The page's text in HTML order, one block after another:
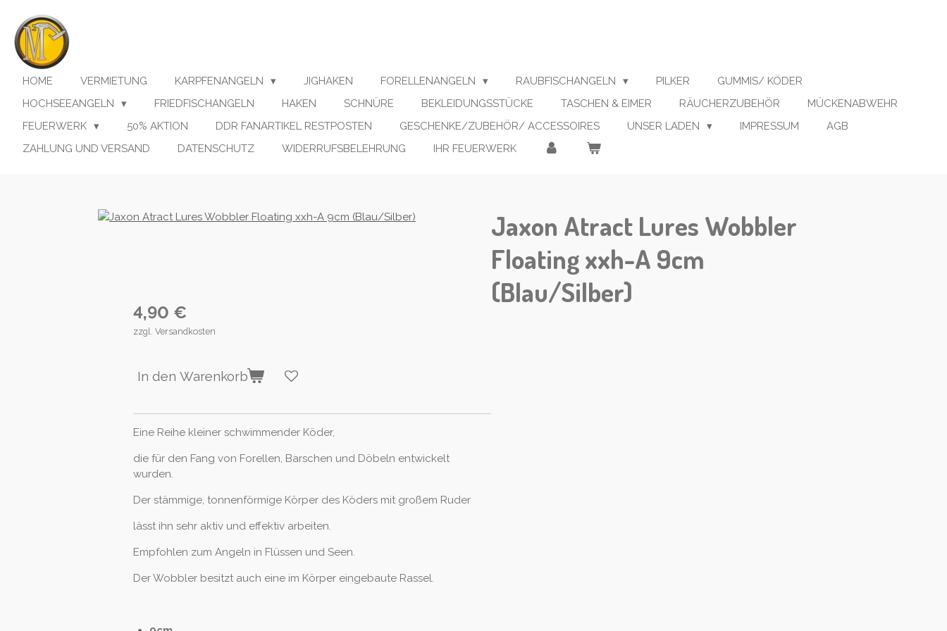
Hauptinhalt
springen
HOME VERMIETUNG KARPFENANGELN JIGHAKEN FORELLENANGELN RAUBFISCHANGELN PILKER
GUMMIS/ KÖDER
HOCHSEEANGELN
FRIEDFISCHANGELN HAKEN SCHNÜRE BEKLEIDUNGSSTÜCKE TASCHEN & EIMER RÄUCHERZUBEHÖR
MÜCKENABWEHR
FEUERWERK
50% AKTION DDR FANARTIKEL RESTPOSTEN GESCHENKE/ZUBEHÖR/ ACCESSOIRES UNSER LADEN IMPRESSUM
AGB
ZAHLUNG UND VERSAND
DATENSCHUTZ WIDERRUFSBELEHRUNG IHR FEUERWERK
Jaxon Atract Lures Wobbler
Floating xxh-A 9cm
(Blau/Silber)
4,90 €
zzgl. Versandkosten
In den Warenkorb
Eine Reihe kleiner schwimmender Köder,
die für den Fang von Forellen, Barschen und Döbeln entwickelt
wurden.
Der stämmige, tonnenförmige Körper des Köders mit großem Ruder
lässt ihn sehr aktiv und effektiv arbeiten.
Empfohlen zum Angeln in Flüssen und Seen.
Der Wobbler besitzt auch eine im Körper eingebaute Rassel.